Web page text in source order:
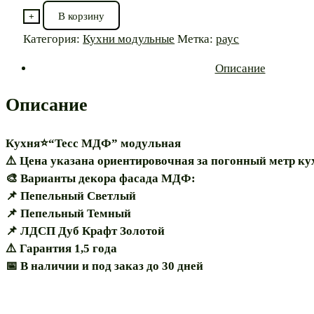
+ В корзину
Категория:Кухни модульные Метка:раус
Описание
Описание
Кухня⭐“Тесс МДФ” модульная
⚠️ Цена указана ориентировочная за погонный метр
🎨 Варианты декора фасада МДФ:
📌 Пепельный Светлый
📌 Пепельный Темный
📌 ЛДСП Дуб Крафт Золотой
⚠️ Гарантия 1,5 года
📅 В наличии и под заказ до 30 дней